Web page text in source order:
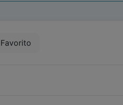
Favorito